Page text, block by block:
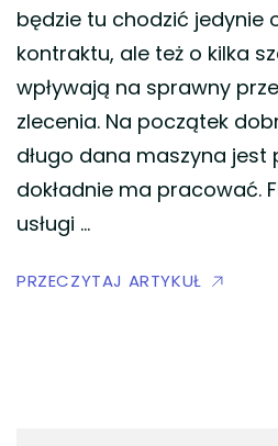
będzie tu chodzić jedynie
kontraktu, ale też o kilka
wpływają na sprawny
zlecenia. Na początek
długo dana maszyna jest
dokładnie ma pracować.
usługi …
PRZECZYTAJ ARTYKUŁ